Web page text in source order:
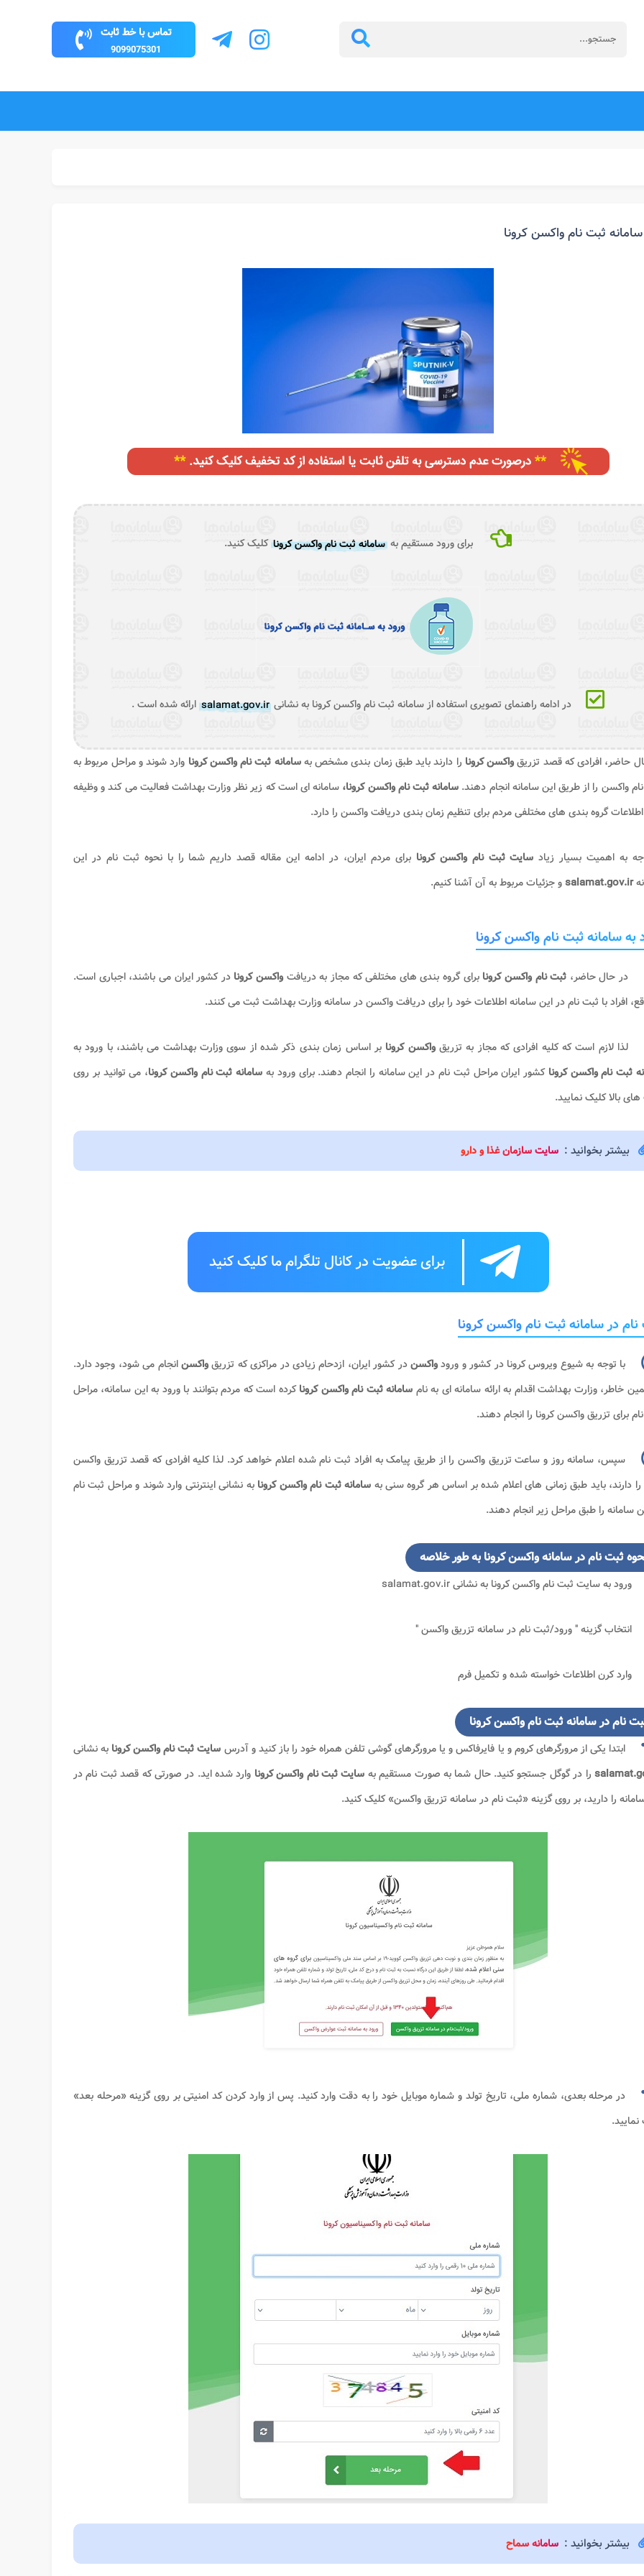
تماس با خط ثابت
9099075301
سامانه ثبت نام واکسن کرونا
برای ورود مستقیم بهسامانه ثبت نام واکسن کروناکلیک کنید.
در ادامه راهنمای تصویری استفاده از سامانه ثبت نام واکسن کرونا به نشانی salamat.gov.ir ارائه شده است .
حاضر، افرادی که قصد تزریقواکسن کرونا را دارند باید طبق زمان بندی مشخص بهسامانه ثبت نام واکسن کرونا وارد شوند و مراحل مربوط به
واکسن را از طریق این سامانه انجام دهند. سامانه ثبت نام واکسن کرونا، سامانه ای است که زیر نظر وزارت بهداشت فعالیت می کند و وظیفه
گروه بندی های مختلفی مردم برای تنظیم زمان بندی دریافت واکسن را دارد.
به اهمیت بسیار زیادسایت ثبت نام واکسن کرونابرای مردم ایران، در ادامه این مقاله قصد داریم شما را با نحوه ثبت نام در این
salamat.gov.irو جزئیات مربوط به آن آشنا کنیم.
به سامانه ثبت نام واکسن کرونا
در حال حاضر، ثبت نام واکسن کرونا برای گروه بندی های مختلفی که مجاز به دریافت واکسن کرونادر کشور ایران می باشند، اجباری است.
افراد با ثبت نام در این سامانه اطلاعات خود را برای دریافت واکسن در سامانه وزارت بهداشت ثبت می کنند.
لذا لازم است که کلیه افرادی که مجاز به تزریق واکسن کرونا بر اساس زمان بندی ذکر شده از سوی وزارت بهداشت می باشند، با ورود به
ثبت نام واکسن کرونا کشور ایران مراحل ثبت نام در این سامانه را انجام دهند. برای ورود به سامانه ثبت نام واکسن کرونا، می توانید بر روی
بالا کلیک نمایید.
بیشتر بخوانید : سایت سازمان غذا و دارو
برای عضویت در کانال تلگرام ما کلیک کنید
در سامانه ثبت نام واکسن کرونا
با توجه به شیوع ویروس کرونا در کشور و ورودواکسندر کشور ایران، ازدحام زیادی در مراکزی که تزریقواکسنانجام می شود، وجود دارد.
خاطر، وزارت بهداشت اقدام به ارائه سامانه ای به نام سامانه ثبت نام واکسن کروناکرده است که مردم بتوانند با ورود به این سامانه، مراحل
برای تزریق واکسن کرونا را انجام دهند.
سپس، سامانه روز و ساعت تزریق واکسن را از طریق پیامک به افراد ثبت نام شده اعلام خواهد کرد. لذا کلیه افرادی که قصد تزریق واکسن
را دارند، باید طبق زمانی های اعلام شده بر اساس هر گروه سنی به سامانه ثبت نام واکسن کرونا به نشانی اینترنتی وارد شوند و مراحل ثبت نام
سامانه را طبق مراحل زیر انجام دهند.
ثبت نام در سامانه واکسن کرونا به طور خلاصه
ورود به سایت ثبت نام واکسن کرونا به نشانی salamat.gov.ir
انتخاب گزینه " ورود/ثبت نام در سامانه تزریق واکسن "
وارد کرن اطلاعات خواسته شده و تکمیل فرم
نام در سامانه ثبت نام واکسن کرونا
ابتدا یکی از مرورگرهای کروم و یا فایرفاکس و یا مرورگرهای گوشی تلفن همراه خود را باز کنید و آدرس سایت ثبت نام واکسن کرونا به نشانی
را در گوگل جستجو کنید. حال شما به صورت مستقیم به سایت ثبت نام واکسن کرونا وارد شده اید. در صورتی که قصد ثبت نام در
را دارید، بر روی گزینه «ثبت نام در سامانه تزریق واکسن» کلیک کنید.
در مرحله بعدی، شماره ملی، تاریخ تولد و شماره موبایل خود را به دقت وارد کنید. پس از وارد کردن کد امنیتی بر روی گزینه «مرحله بعد»
بیشتر بخوانید : سامانه سماح